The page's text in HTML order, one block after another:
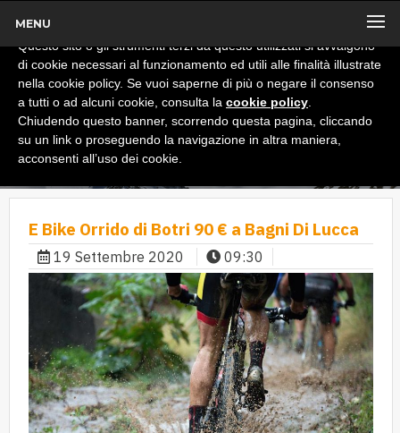
MENU
E Bike Orrido di Botri 90 € a Bagni Di Lucca
19 Settembre 2020 09:30
x
Informativa
Questo sito o gli strumenti terzi da questo utilizzati si avvalgono
di cookie necessari al funzionamento ed utili alle finalità illustrate
nella cookie policy. Se vuoi saperne di più o negare il consenso
a tutti o ad alcuni cookie, consulta la cookie policy
Chiudendo questo banner, scorrendo questa pagina, cliccando
su un link o proseguendo la navigazione in altra maniera,
acconsenti all’uso dei cookie.